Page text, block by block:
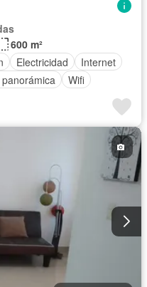
600 m²
Electricidad
Internet
Wifi